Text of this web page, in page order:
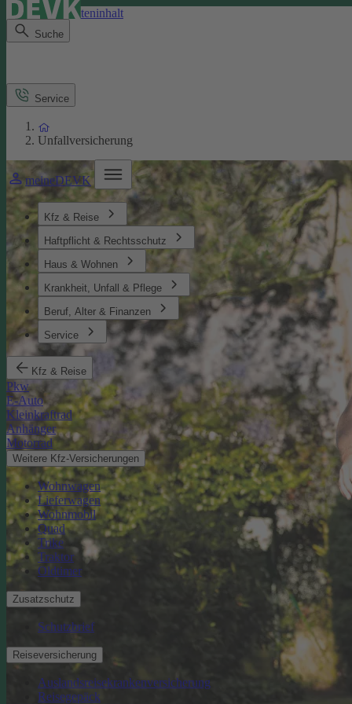
Direkt zum Seiteninhalt
Suche
meineDEVK
Kfz & Reise
Haftpflicht & Rechtsschutz
Haus & Wohnen
Krankheit, Unfall & Pflege
Beruf, Alter & Finanzen
Service
Kfz & Reise
Pkw
E-Auto
Kleinkraftrad
Anhänger
Motorrad
Weitere Kfz-Versicherungen
Wohnwagen
Lieferwagen
Wohnmobil
Quad
Trike
Traktor
Oldtimer
Zusatzschutz
Schutzbrief
Reiseversicherung
Auslandsreisekrankenversicherung
Reisegepäck
Service
Unfallversicherung